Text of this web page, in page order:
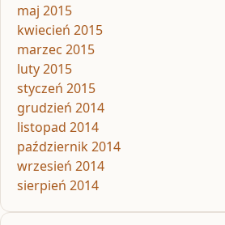
maj 2015
kwiecień 2015
marzec 2015
luty 2015
styczeń 2015
grudzień 2014
listopad 2014
październik 2014
wrzesień 2014
sierpień 2014